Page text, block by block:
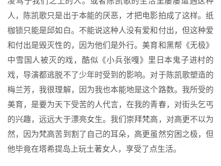
人，陈凯歌只是出于本能的厌恶，才把电影拍成了这样。纸
枷锁只能是邱如白。不能说这种人没有爱和付出，但这种爱
和付出是毁灭性的，因为他们是外行。美育和黑帮《无极》
中雪国人被灭的戏，酷似《小兵张嘎》里日本鬼子进村的
戏，导演都逃脱不了少年时受到的影响。对于陈凯歌塑造的
梅兰芳，我很理解，因为我也本能地是这个路数。我所受的
美育，是要为天下受苦的人代言，在我的青春，对街头乞丐
的兴趣，远远大于漂亮女生。我们崇拜梵高，对高更不以为
然，因为梵高苦到割了自己的耳朵，高更虽然穷困之极，但
他毕竟在塔希提岛上玩土著女人，享受了点生活。